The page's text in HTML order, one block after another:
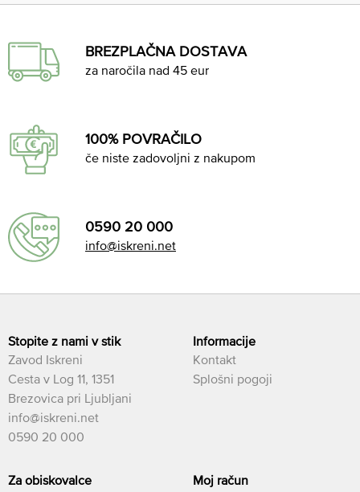
BREZPLAČNA DOSTAVA
za naročila nad 45 eur
100% POVRAČILO
če niste zadovoljni z nakupom
0590 20 000
info@iskreni.net
Stopite z nami v stik
Zavod Iskreni
Cesta v Log 11, 1351
Brezovica pri Ljubljani
info@iskreni.net
0590 20 000
Informacije
Kontakt
Splošni pogoji
Za obiskovalce
Moj račun